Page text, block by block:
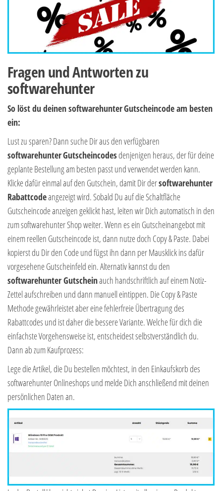
Fragen und Antworten zu
softwarehunter
So löst du deinen softwarehunterGutscheincode am besten
ein:
Lust zu sparen? Dann suche Dir aus den verfügbaren
softwarehunterGutscheincodesdenjenigen heraus, der für deine
geplante Bestellung am besten passt und verwendet werden kann.
Klicke dafür einmal auf den Gutschein, damit Dir dersoftwarehunter
Rabattcodeangezeigt wird. Sobald Du auf die Schaltfläche
Gutscheincode anzeigen geklickt hast, leiten wir Dich automatisch in den
zum softwarehunter Shop weiter. Wenn es ein Gutscheinangebot mit
einem reellen Gutscheincode ist, dann nutze doch Copy & Paste. Dabei
kopierst du Dir den Code und fügst ihn dann per Mausklick ins dafür
vorgesehene Gutscheinfeld ein. Alternativ kannst du den
softwarehunter Gutscheinauch handschriftlich auf einem Notiz-
Zettel aufschreiben und dann manuell eintippen. Die Copy & Paste
Methode gewährleistet aber eine fehlerfreie Übertragung des
Rabattcodes und ist daher die bessere Variante. Welche für dich die
einfachste Vorgehensweise ist, entscheidest selbstverständlich du.
Dann ab zum Kaufprozess:
Lege die Artikel, die Du bestellen möchtest, in den Einkaufskorb des
softwarehunter Onlineshops und melde Dich anschließend mit deinen
persönlichen Daten an.